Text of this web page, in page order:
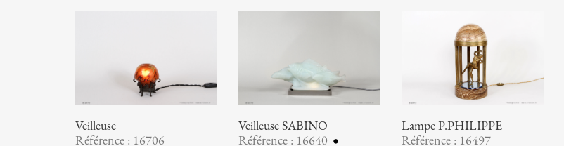
Veilleuse
Référence : 16706
Veilleuse SABINO
Référence : 16640
Lampe P.PHILIPPE
Référence : 16497